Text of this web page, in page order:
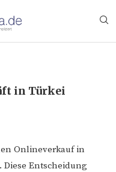
in Türkei
Onlineverkauf in
Entscheidung